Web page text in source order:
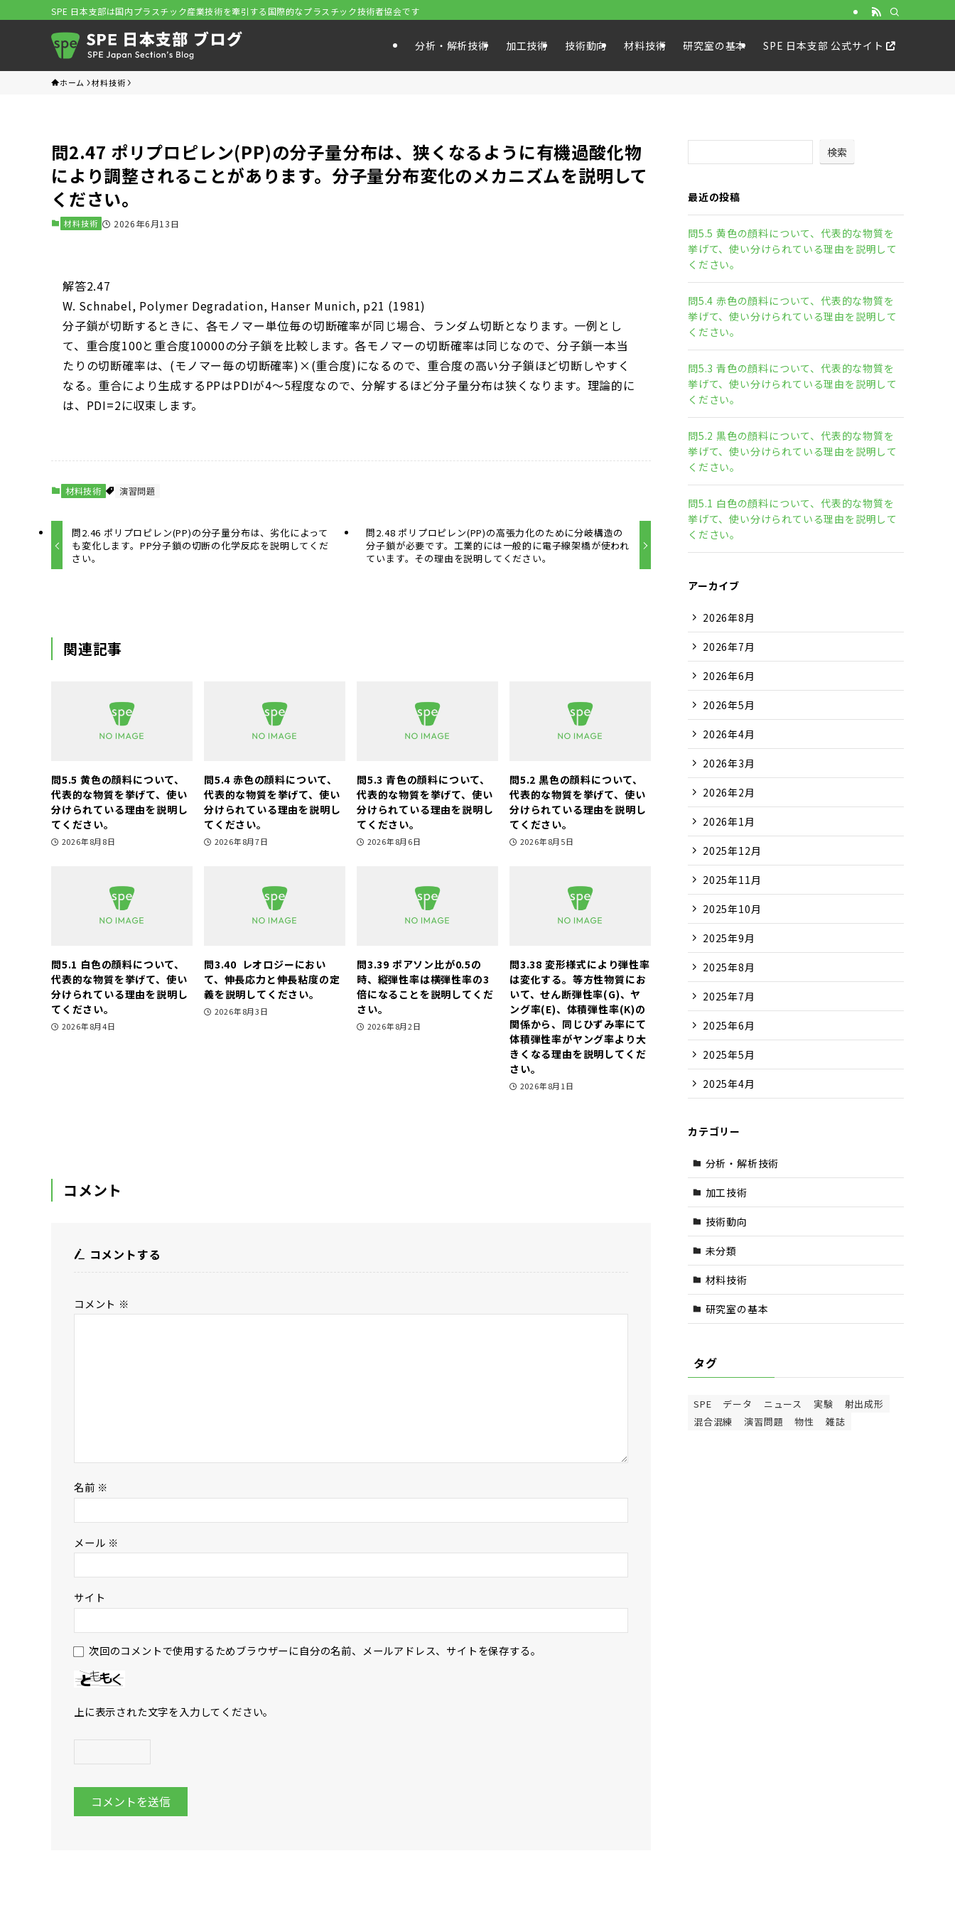
SPE 日本支部は国内プラスチック産業技術を牽引する国際的なプラスチック技術者協会です
分析・解析技術 加工技術 技術動向 材料技術 研究室の基本 SPE 日本支部 公式サイト
ホーム 材料技術
問2.47 ポリプロピレン(PP)の分子量分布は、狭くなるように有機過酸化物
により調整されることがあります。分子量分布変化のメカニズムを説明して
ください。
材料技術 2026年6月13日
解答2.47
W. Schnabel, Polymer Degradation, Hanser Munich, p21 (1981)
分子鎖が切断するときに、各モノマー単位毎の切断確率が同じ場合、ランダム切断となります。一例とし
て、重合度100と重合度10000の分子鎖を比較します。各モノマーの切断確率は同じなので、分子鎖一本当
たりの切断確率は、(モノマー毎の切断確率)×(重合度)になるので、重合度の高い分子鎖ほど切断しやすく
なる。重合により生成するPPはPDIが4～5程度なので、分解するほど分子量分布は狭くなります。理論的に
は、PDI=2に収束します。
材料技術 演習問題
問2.46 ポリプロピレン(PP)の分子量分布は、劣化によって
も変化します。PP分子鎖の切断の化学反応を説明してくだ
さい。
問2.48 ポリプロピレン(PP)の高張力化のために分岐構造の
分子鎖が必要です。工業的には一般的に電子線架橋が使われ
ています。その理由を説明してください。
関連記事
問5.5 黄色の顔料について、
代表的な物質を挙げて、使い
分けられている理由を説明し
てください。
2026年8月8日
問5.4 赤色の顔料について、
代表的な物質を挙げて、使い
分けられている理由を説明し
てください。
2026年8月7日
問5.3 青色の顔料について、
代表的な物質を挙げて、使い
分けられている理由を説明し
てください。
2026年8月6日
問5.2 黒色の顔料について、
代表的な物質を挙げて、使い
分けられている理由を説明し
てください。
2026年8月5日
問5.1 白色の顔料について、
代表的な物質を挙げて、使い
分けられている理由を説明し
てください。
2026年8月4日
問3.40 レオロジーにおい
て、伸長応力と伸長粘度の定
義を説明してください。
2026年8月3日
問3.39 ポアソン比が0.5の
時、縦弾性率は横弾性率の3
倍になることを説明してくだ
さい。
2026年8月2日
問3.38 変形様式により弾性率
は変化する。等方性物質にお
いて、せん断弾性率(G)、ヤ
ング率(E)、体積弾性率(K)の
関係から、同じひずみ率にて
体積弾性率がヤング率より大
きくなる理由を説明してくだ
さい。
2026年8月1日
コメント
コメントする
コメント ※
名前 ※
メール ※
サイト
次回のコメントで使用するためブラウザーに自分の名前、メールアドレス、サイトを保存する。
上に表示された文字を入力してください。
検索
最近の投稿
問5.5 黄色の顔料について、代表的な物質を
挙げて、使い分けられている理由を説明して
ください。
問5.4 赤色の顔料について、代表的な物質を
挙げて、使い分けられている理由を説明して
ください。
問5.3 青色の顔料について、代表的な物質を
挙げて、使い分けられている理由を説明して
ください。
問5.2 黒色の顔料について、代表的な物質を
挙げて、使い分けられている理由を説明して
ください。
問5.1 白色の顔料について、代表的な物質を
挙げて、使い分けられている理由を説明して
ください。
アーカイブ
2026年8月
2026年7月
2026年6月
2026年5月
2026年4月
2026年3月
2026年2月
2026年1月
2025年12月
2025年11月
2025年10月
2025年9月
2025年8月
2025年7月
2025年6月
2025年5月
2025年4月
カテゴリー
分析・解析技術
加工技術
技術動向
未分類
材料技術
研究室の基本
タグ
SPE データ ニュース 実験
射出成形
混合混練
演習問題 物性 雑誌